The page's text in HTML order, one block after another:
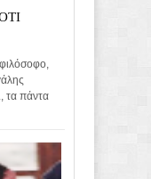
τα πάντα